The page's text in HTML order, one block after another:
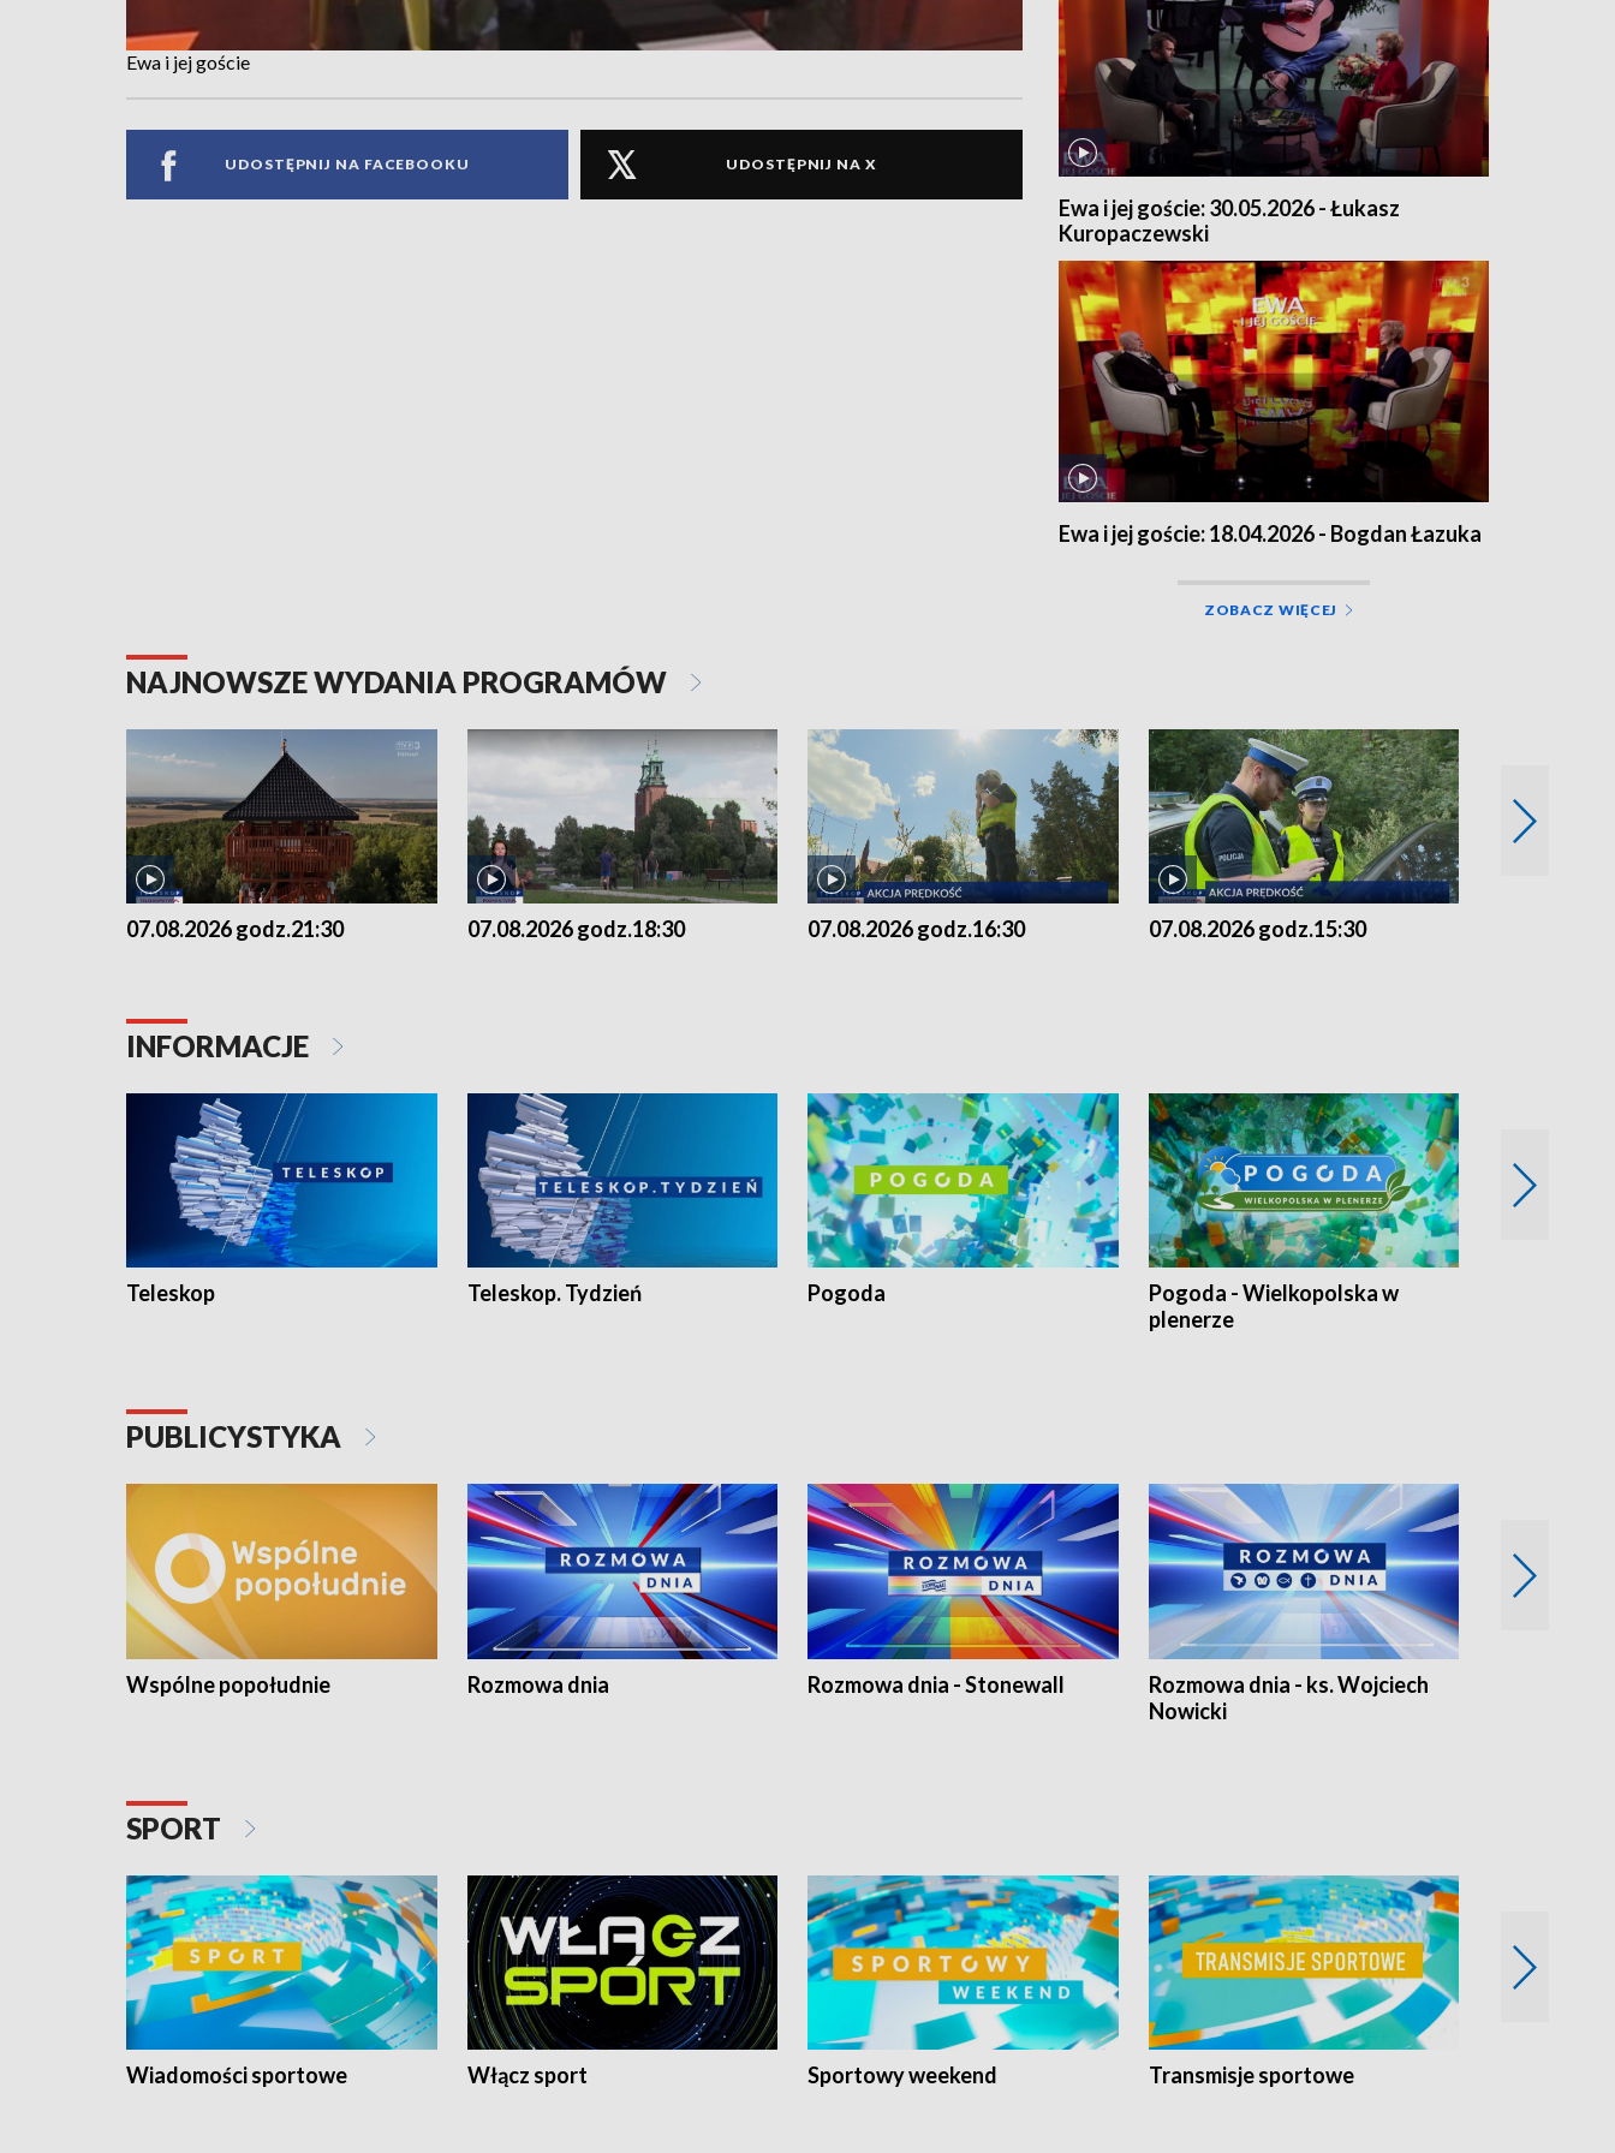
Ewa i jej goście
UDOSTĘPNIJ NA FACEBOOKU UDOSTĘPNIJ NA X
Ewa i jej goście: 30.05.2026 - Łukasz
Kuropaczewski
Ewa i jej goście: 18.04.2026 - Bogdan Łazuka
ZOBACZ WIĘCEJ
NAJNOWSZE WYDANIA PROGRAMÓW
07.08.2026 godz.21:30 07.08.2026 godz.18:30 07.08.2026 godz.16:30 07.08.2026 godz.15:30
INFORMACJE
Teleskop Teleskop. Tydzień Pogoda
Pogoda - Wielkopolska w
plenerze
PUBLICYSTYKA
Wspólne popołudnie Rozmowa dnia Rozmowa dnia - Stonewall
Rozmowa dnia - ks. Wojciech
Nowicki
SPORT
Wiadomości sportowe Włącz sport Sportowy weekend Transmisje sportowe